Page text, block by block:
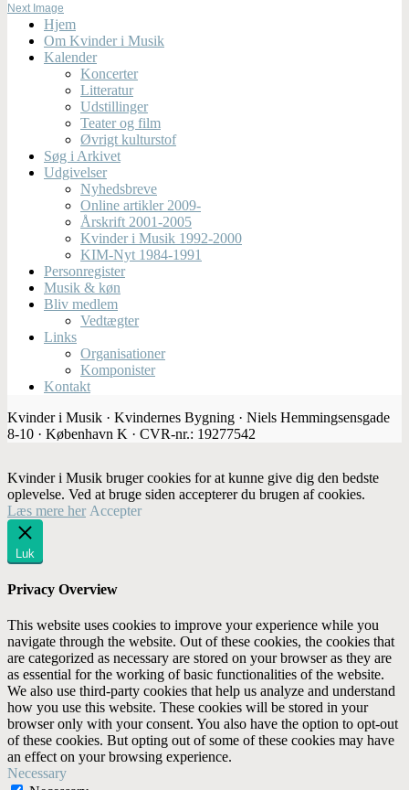
Next Image
Hjem
Om Kvinder i Musik
Kalender
Koncerter
Litteratur
Udstillinger
Teater og film
Øvrigt kulturstof
Søg i Arkivet
Udgivelser
Nyhedsbreve
Online artikler 2009-
Årskrift 2001-2005
Kvinder i Musik 1992-2000
KIM-Nyt 1984-1991
Personregister
Musik & køn
Bliv medlem
Vedtægter
Links
Organisationer
Komponister
Kontakt
Kvinder i Musik · Kvindernes Bygning · Niels Hemmingsensgade
8-10 · København K · CVR-nr.: 19277542
Kvinder i Musik bruger cookies for at kunne give dig den bedste
oplevelse. Ved at bruge siden accepterer du brugen af cookies.
Læs mere her Accepter
Luk
Privacy Overview
This website uses cookies to improve your experience while you
navigate through the website. Out of these cookies, the cookies that
are categorized as necessary are stored on your browser as they are
as essential for the working of basic functionalities of the website.
We also use third-party cookies that help us analyze and understand
how you use this website. These cookies will be stored in your
browser only with your consent. You also have the option to opt-out
of these cookies. But opting out of some of these cookies may have
an effect on your browsing experience.
Necessary